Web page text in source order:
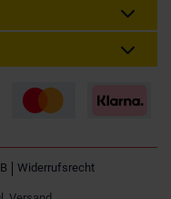
Widerrufsrecht